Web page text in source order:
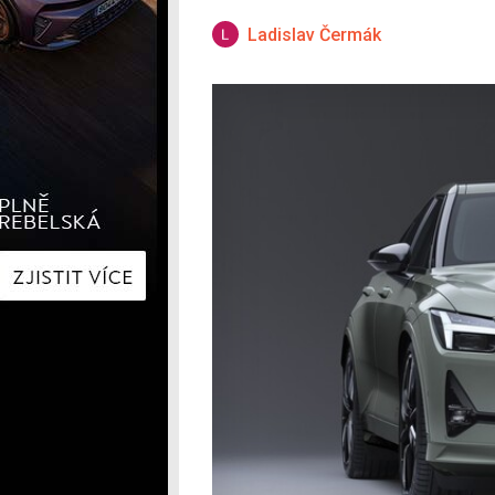
Kia
Peugeot
Volvo
Ostatní
Ladislav Čermák